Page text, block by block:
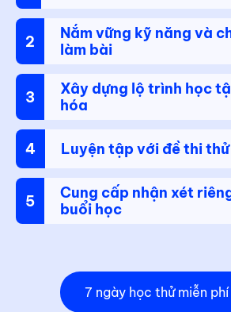
2
Nắm vững kỹ năng và
làm bài
3
Xây dựng lộ trình học
hóa
4 Luyện tập với đề thi
5
Cung cấp nhận xét
buổi học
7 ngày học thử miễn phí